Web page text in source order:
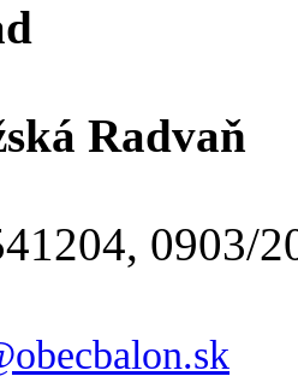
Radvaň
0903/